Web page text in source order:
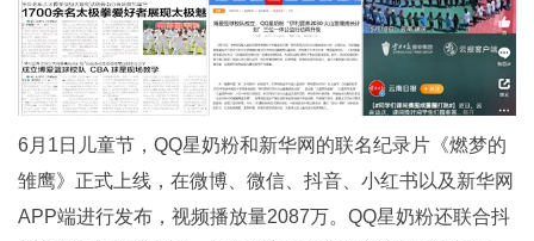
6月1日儿童节，QQ星奶粉和新华网的联名纪录片《燃梦的
雏鹰》正式上线，在微博、微信、抖音、小红书以及新华网
APP端进行发布，视频播放量2087万。QQ星奶粉还联合抖